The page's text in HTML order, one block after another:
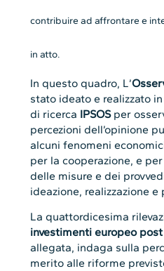
contribuire ad affrontare e
in atto.
In questo quadro, L’
stato ideato e realizzato
di ricerca IPSOSper
percezioni dell’opinione
alcuni fenomeni
per la cooperazione, e
delle misure e dei
ideazione, realizzazione e
La quattordicesima
investimenti europeo post
allegata, indaga sulla
merito alle riforme